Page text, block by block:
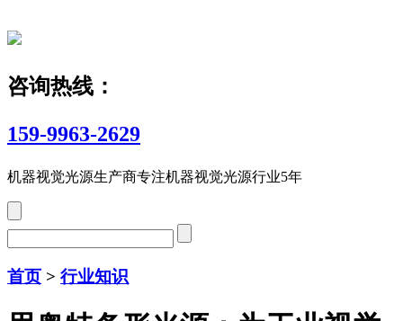
咨询热线：
159-9963-2629
机器视觉光源生产商专注机器视觉光源行业5年
首页 > 行业知识